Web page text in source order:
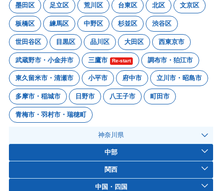
墨田区 足立区 荒川区 台東区 北区 文京区
板橋区 練馬区 中野区 杉並区 渋谷区
世田谷区 目黒区 品川区 大田区 西東京市
武蔵野市・小金井市 三鷹市 Re-start 調布市・狛江市
東久留米市・清瀬市 小平市 府中市 立川市・昭島市
多摩市・稲城市 日野市 八王子市 町田市
青梅市・羽村市・瑞穂町
神奈川県
中部
関西
中国・四国